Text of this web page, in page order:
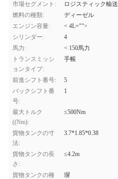
市場セグメント:
ロジスティック輸送
燃料の種類:
ディーゼル
エンジン容量:
< 4L="">
シリンダー:
4
馬力:
< 150馬力
トランスミッシ
ョンタイプ:
手帳
前進シフト番号:
5
バックシフト番
号:
1
最大トルク
((Nm):
≤500Nm
貨物タンクの寸
法:
3.7*1.85*0.38
貨物タンクの長
さ:
≤4.2m
貨物タンクの種
塀